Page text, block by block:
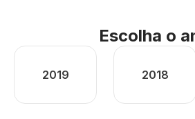
Escolha o
2019 2018